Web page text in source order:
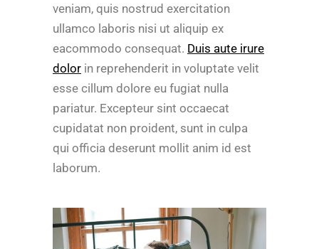
veniam, quis nostrud exercitation
ullamco laboris nisi ut aliquip ex
eacommodo consequat. Duis aute irure
dolor in reprehenderit in voluptate velit
esse cillum dolore eu fugiat nulla
pariatur. Excepteur sint occaecat
cupidatat non proident, sunt in culpa
qui officia deserunt mollit anim id est
laborum.